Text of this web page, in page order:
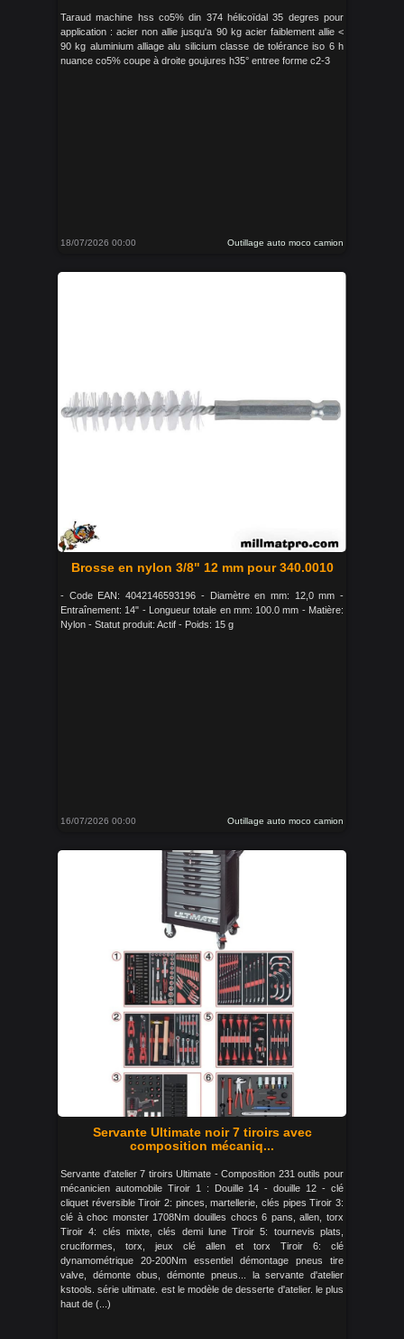
Taraud machine hss co5% din 374 hélicoïdal 35 degres pour
application : acier non allie jusqu'a 90 kg acier faiblement allie <
90 kg aluminium alliage alu silicium classe de tolérance iso 6 h
nuance co5% coupe à droite goujures h35° entree forme c2-3
18/07/2026 00:00 Outillage auto moco camion
Brosse en nylon 3/8" 12 mm pour 340.0010
- Code EAN: 4042146593196 - Diamètre en mm: 12,0 mm -
Entraînement: 14" - Longueur totale en mm: 100.0 mm - Matière:
Nylon - Statut produit: Actif - Poids: 15 g
16/07/2026 00:00 Outillage auto moco camion
Servante Ultimate noir 7 tiroirs avec
composition mécaniq...
Servante d'atelier 7 tiroirs Ultimate - Composition 231 outils pour
mécanicien automobile Tiroir 1 : Douille 14 - douille 12 - clé
cliquet réversible Tiroir 2: pinces, martellerie, clés pipes Tiroir 3:
clé à choc monster 1708Nm douilles chocs 6 pans, allen, torx
Tiroir 4: clés mixte, clés demi lune Tiroir 5: tournevis plats,
cruciformes, torx, jeux clé allen et torx Tiroir 6: clé
dynamométrique 20-200Nm essentiel démontage pneus tire
valve, démonte obus, démonte pneus... la servante d'atelier
kstools. série ultimate. est le modèle de desserte d'atelier. le plus
haut de (...)